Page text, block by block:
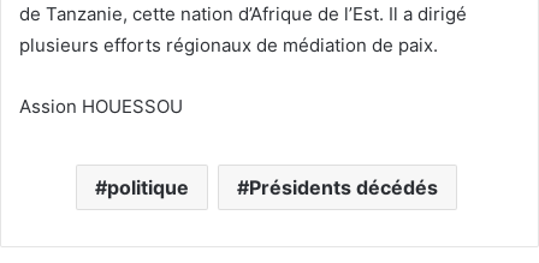
de Tanzanie, cette nation d’Afrique de l’Est. Il a dirigé
plusieurs efforts régionaux de médiation de paix.
Assion HOUESSOU
politique Présidents décédés